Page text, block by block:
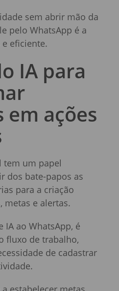
sem abrir mão da
pelo WhatsApp é a
eficiente.
IA para
em ações
tem um papel
dos bate-papos as
para a criação
metas e alertas.
IA ao WhatsApp, é
fluxo de trabalho,
de cadastrar